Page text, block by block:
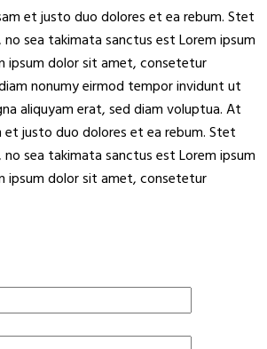
et justo duo dolores et ea rebum. Stet
sea takimata sanctus est Lorem ipsum
ipsum dolor sit amet, consetetur
nonumy eirmod tempor invidunt ut
aliquyam erat, sed diam voluptua. At
justo duo dolores et ea rebum. Stet
sea takimata sanctus est Lorem ipsum
ipsum dolor sit amet, consetetur